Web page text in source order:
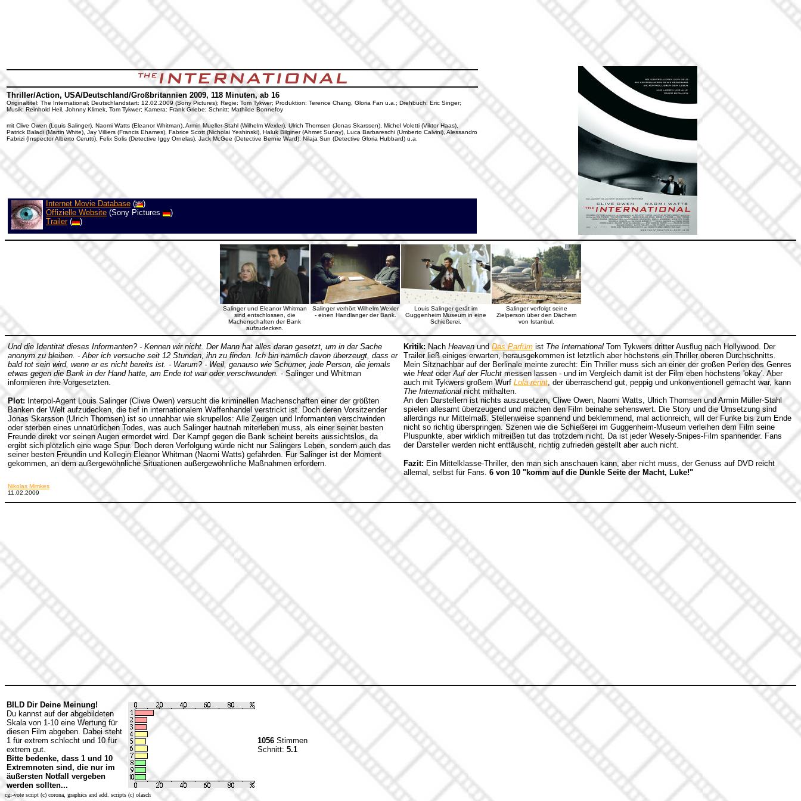
Thriller/Action, USA/Deutschland/Großbritannien 2009, 118 Minuten, ab 16
Originaltitel: The International; Deutschlandstart: 12.02.2009 (Sony Pictures); Regie: Tom Tykwer; Produktion: Terence Chang, Gloria Fan u.a.; Drehbuch: Eric Singer;
Musik: Reinhold Heil, Johnny Klimek, Tom Tykwer; Kamera: Frank Griebe; Schnitt: Mathilde Bonnefoy
mit Clive Owen (Louis Salinger), Naomi Watts (Eleanor Whitman), Armin Mueller-Stahl (Wilhelm Wexler), Ulrich Thomsen (Jonas Skarssen), Michel Voletti (Viktor Haas),
Patrick Baladi (Martin White), Jay Villiers (Francis Ehames), Fabrice Scott (Nicholai Yeshinski), Haluk Bilginer (Ahmet Sunay), Luca Barbareschi (Umberto Calvini), Alessandro
Fabrizi (Inspector Alberto Cerutti), Felix Solis (Detective Iggy Ornelas), Jack McGee (Detective Bernie Ward), Nilaja Sun (Detective Gloria Hubbard) u.a.
Internet Movie Database (
)
Offizielle Website (Sony Pictures
)
Trailer( )
Salinger und Eleanor Whitman
sind entschlossen, die
Machenschaften der Bank
aufzudecken.
Salinger verhört Wilhelm Wexler
- einen Handlanger der Bank.
Louis Salinger gerät im
Guggenheim Museum in eine
Schießerei.
Salinger verfolgt seine
Zielperson über den Dächern
von Istanbul.
Und die Identität dieses Informanten? - Kennen wir nicht. Der Mann hat alles daran gesetzt, um in der Sache
anonym zu bleiben. - Aber ich versuche seit 12 Stunden, ihn zu finden. Ich bin nämlich davon überzeugt, dass er
bald tot sein wird, wenn er es nicht bereits ist. - Warum? - Weil, genauso wie Schumer, jede Person, die jemals
etwas gegen die Bank in der Hand hatte, am Ende tot war oder verschwunden. - Salinger und Whitman
informieren ihre Vorgesetzten.
Plot: Interpol-Agent Louis Salinger (Cliwe Owen) versucht die kriminellen Machenschaften einer der größten
Banken der Welt aufzudecken, die tief in internationalem Waffenhandel verstrickt ist. Doch deren Vorsitzender
Jonas Skarsson (Ulrich Thomsen) ist so unnahbar wie skrupellos: Alle Zeugen und Informanten verschwinden
oder sterben eines unnatürlichen Todes, was auch Salinger hautnah miterleben muss, als einer seiner besten
Freunde direkt vor seinen Augen ermordet wird. Der Kampf gegen die Bank scheint bereits aussichtslos, da
ergibt sich plötzlich eine wage Spur. Doch deren Verfolgung würde nicht nur Salingers Leben, sondern auch das
seiner besten Freundin und Kollegin Eleanor Whitman (Naomi Watts) gefährden. Für Salinger ist der Moment
gekommen, an dem außergewöhnliche Situationen außergewöhnliche Maßnahmen erfordern.
Kritik: Nach Heaven undDas Parfüm ist The International Tom Tykwers dritter Ausflug nach Hollywood. Der
Trailer ließ einiges erwarten, herausgekommen ist letztlich aber höchstens ein Thriller oberen Durchschnitts.
Mein Sitznachbar auf der Berlinale meinte zurecht: Ein Thriller muss sich an einer der großen Perlen des Genres
wie Heat oderAuf der Flucht messen lassen - und im Vergleich damit ist der Film eben höchstens 'okay'. Aber
auch mit Tykwers großem Wurf Lola rennt, der überraschend gut, peppig und unkonventionell gemacht war, kann
The International nicht mithalten.
An den Darstellern ist nichts auszusetzen, Cliwe Owen, Naomi Watts, Ulrich Thomsen und Armin Müller-Stahl
spielen allesamt überzeugend und machen den Film beinahe sehenswert. Die Story und die Umsetzung sind
allerdings nur Mittelmaß. Stellenweise spannend und beklemmend, mal actionreich, will der Funke bis zum Ende
nicht so richtig überspringen. Szenen wie die Schießerei im Guggenheim-Museum verleihen dem Film seine
Pluspunkte, aber wirklich mitreißen tut das trotzdem nicht. Da ist jeder Wesely-Snipes-Film spannender. Fans
der Darsteller werden nicht enttäuscht, richtig zufrieden gestellt aber auch nicht.
Fazit: Ein Mittelklasse-Thriller, den man sich anschauen kann, aber nicht muss, der Genuss auf DVD reicht
allemal, selbst für Fans. 6 von 10 "komm auf die Dunkle Seite der Macht, Luke!"
Nikolas Mimkes
11.02.2009
BILD Dir Deine Meinung!
Du kannst auf der abgebildeten
Skala von 1-10 eine Wertung für
diesen Film abgeben. Dabei steht
1 für extrem schlecht und 10 für
extrem gut.
Bitte bedenke, dass 1 und 10
Extremnoten sind, die nur im
äußersten Notfall vergeben
werden sollten...
1056 Stimmen
Schnitt: 5.1
cgi-vote script (c) corona, graphics and add. scripts (c) olasch